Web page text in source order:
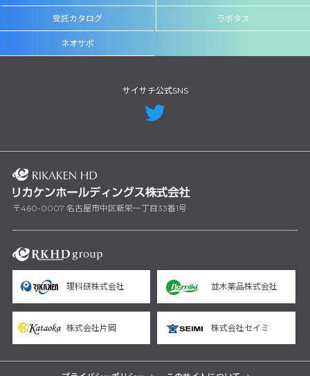
受託カタログ ラボタス
ネオサポ
サイサチ公式SNS
〒460-0007 名古屋市中区新栄一丁目33番1号
理科研株式会社 並木薬品株式会社
株式会社片岡 株式会社セイミ